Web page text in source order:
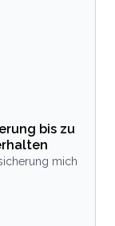
bis zu
mich